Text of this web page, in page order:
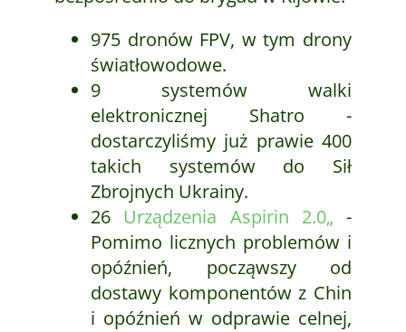
975 dronów FPV, w tym drony
światłowodowe.
9 systemów walki
elektronicznej Shatro -
dostarczyliśmy już prawie 400
takich systemów do Sił
Zbrojnych Ukrainy.
26 Urządzenia Aspirin 2.0„ -
Pomimo licznych problemów i
opóźnień, począwszy od
dostawy komponentów z Chin
i opóźnień w odprawie celnej,